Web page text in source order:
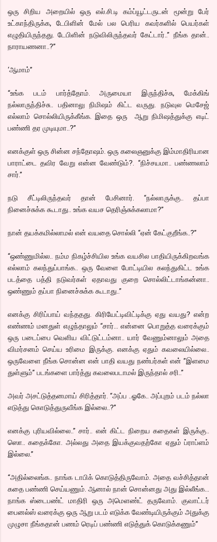
ஒரு சிறிய அறையில் ஒரு எல்.சி.டி கம்ப்யூட்டருடன் மூன்று பேர்
உட்காந்திருக்க, டேபிளின் மேல் பல பெரிய கவர்களில் பெயர்கள்
எழுதியிருந்தது. டேபிளின் நடுவிலிருந்தவர் கேட்டார்..” நீங்க தான்..
நாராயணனா..?”
‘ஆமாம்”
“உங்க படம் பார்த்தோம். அருமையா இருந்திச்சு, மேக்கிங்
நல்லாருந்திச்சு.. பதினாலு நிமிஷம் கிட்ட வருது. நடுவுல மெசேஜ்
எல்லாம் சொல்லியிருக்கீங்க. இதை ஒரு ஆறு நிமிஷத்துக்கு எடிட்
பண்ணி தர முடியுமா..?”
எனக்குள் ஒரு சின்ன சந்தோஷம். ஒரு கலைஞனுக்கு இம்மாதிரியான
பாராட்டை தவிர வேறு என்ன வேண்டும்?. “நிச்சயமா.. பண்ணலாம்
சார்.”
நடு சீட்டிலிருந்தவர் தான் பேசினார். “நல்லாருக்கு.. தப்பா
நினைச்சுக்க கூடாது.. உங்க வயச தெரிஞ்சுக்கலாமா?”
நான் தயக்கமில்லாமல் என் வயதை சொல்லி “ஏன் கேட்குறீங்க..?”
“ஒண்ணுமில்ல.. நம்ம நிகழ்ச்சியில உங்க வயசில பாதியிருக்கிறவங்க
எல்லாம் கலந்துப்பாங்க.. ஒரு வேளை போட்டியில கலந்துகிட்ட உங்க
படத்தை பத்தி நடுவர்கள் ஏதாவது குறை சொல்லிட்டாங்கன்னா..
ஒண்ணும் தப்பா நினைச்சுக்க கூடாது..”
எனக்கு சிரிப்பாய் வந்ததது. கிரியேட்டிவிட்டிக்கு ஏது வயது? என்ற
எண்ணம் மனதுள் எழுந்தாலும் “சார்… என்னை பொறுத்த வரைக்கும்
ஒரு படைப்பை வெளிய விட்டுட்டம்னா.. யார் வேணும்னாலும் அதை
விமர்சனம் செய்ய உரிமை இருக்கு. எனக்கு ஏதும் கவலையில்லை..
ஒருவேளை நீங்க சொன்ன என் பாதி வயது நண்பர்கள் என் ”இளமை
துள்ளும்” படங்களை பார்த்து கவலைபடாமல் இருந்தால் சரி..”
அவர் அசட்டுத்தனமாய் சிரித்தார். “அப்ப ..ஓகே.. அப்புறம் படம் நல்லா
எடுத்து கொடுத்துருவீங்க இல்லை..?”
எனக்கு புரியவில்லை..” சார்.. என் கிட்ட நிறைய கதைகள் இருக்கு..
ஸொ.. கதைக்கோ. அல்லது அதை இயக்குவதற்கோ ஏதும் ப்ராப்ளம்
இல்லை.”
“அதில்லைங்க.. நாங்க டாபிக் கொடுத்திருவோம். அதை வச்சித்தான்
கதை பண்ணி செய்யணும். ஆனால் நான் சொன்னது அது இல்லீங்க…
நாங்க ஸ்டைபண்ட் மாதிரி ஒரு அமெளண்ட் தருவோம். குவாட்டர்
பைனல்ஸ் வரைக்கு ஒரு ஆறு படம் எடுக்க வேண்டியிருக்கும் அதுக்கு
முழுசா நீங்கதான் பணம் ரெடிப் பண்ணி எடுத்துக் கொடுக்கணும்”